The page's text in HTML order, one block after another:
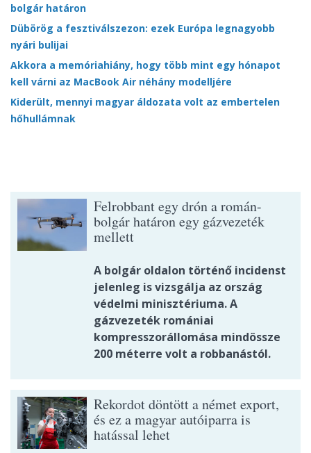
bolgár határon
Dübörög a fesztiválszezon: ezek Európa legnagyobb
nyári bulijai
Akkora a memóriahiány, hogy több mint egy hónapot
kell várni az MacBook Air néhány modelljére
Kiderült, mennyi magyar áldozata volt az embertelen
hőhullámnak
Felrobbant egy drón a román-
bolgár határon egy gázvezeték
mellett
A bolgár oldalon történő incidenst
jelenleg is vizsgálja az ország
védelmi minisztériuma. A
gázvezeték romániai
kompresszorállomása mindössze
200 méterre volt a robbanástól.
Rekordot döntött a német export,
és ez a magyar autóiparra is
hatással lehet